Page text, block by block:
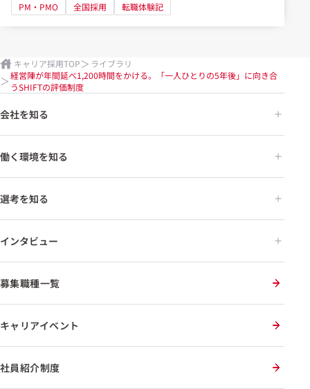
PM・PMO 全国採用 転職体験記
キャリア採用TOP
ライブラリ
経営陣が年間延べ1,200時間をかける。「一人ひとりの5年後」に向き合
うSHIFTの評価制度
会社を知る
働く環境を知る
選考を知る
インタビュー
募集職種一覧
キャリアイベント
社員紹介制度